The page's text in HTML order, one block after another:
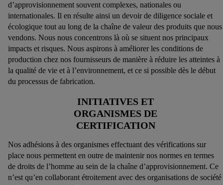
d’approvisionnement souvent complexes, nationales ou
internationales. Il en résulte ainsi un devoir de diligence sociale et
écologique tout au long de la chaîne de valeur des produits que nous
vendons. Nous nous concentrons là où se situent nos principaux
impacts et risques. Nous aspirons à améliorer les conditions de
production chez nos fournisseurs de manière à réduire les atteintes à
la qualité de vie et à l’environnement, et ce si possible dès le début
du processus de fabrication.
INITIATIVES ET
ORGANISMES DE
CERTIFICATION
Nos adhésions à des organismes effectuant des vérifications sur
place nous permettent en outre de maintenir nos normes en termes
de droits de l’homme au sein de la chaîne d’approvisionnement. Ce
n’est qu’en collaborant étroitement avec des organisations de société